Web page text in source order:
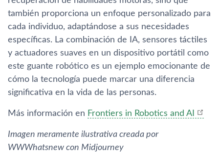
también proporciona un enfoque personalizado para
cada individuo, adaptándose a sus necesidades
específicas. La combinación de IA, sensores táctiles
y actuadores suaves en un dispositivo portátil como
este guante robótico es un ejemplo emocionante de
cómo la tecnología puede marcar una diferencia
significativa en la vida de las personas.
Más información en Frontiers in Robotics and AI
Imagen meramente ilustrativa creada por
WWWhatsnew con Midjourney